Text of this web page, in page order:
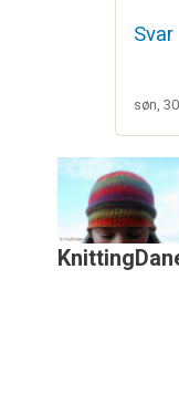
Svar
søn,